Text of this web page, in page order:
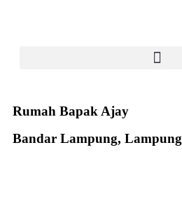
Rumah Bapak Ajay
Bandar Lampung, Lampung